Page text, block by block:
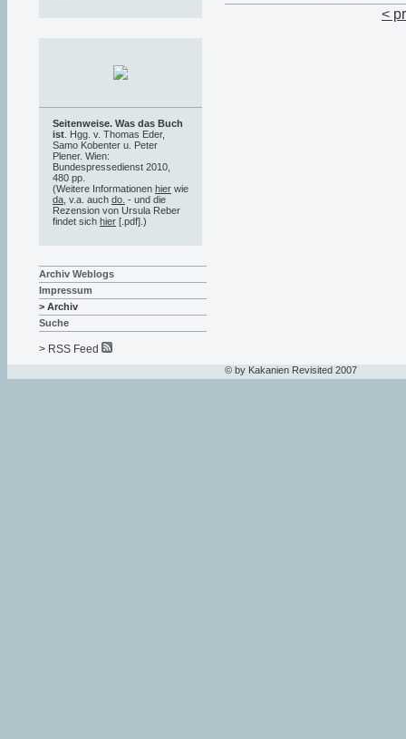
<
Seitenweise. Was das Buch
ist . Hgg. v. Thomas Eder,
Samo Kobenter u. Peter
Plener. Wien:
Bundespressedienst 2010,
480 pp.
(Weitere Informationen hier wie
da , v.a. auch do. - und die
Rezension von Ursula Reber
findet sich hier [.pdf].)
Archiv Weblogs
Impressum
> Archiv
Suche
> RSS Feed
© by Kakanien Revisited 2007